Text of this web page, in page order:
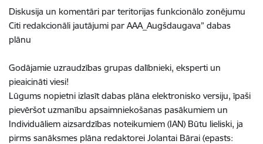
Diskusija un komentāri par teritorijas funkcionālo zonējumu
Citi redakcionāli jautājumi par AAA_Augšdaugava” dabas
plānu
Godājamie uzraudzības grupas dalībnieki, eksperti un
pieaicināti viesi!
Lūgums nopietni izlasīt dabas plāna elektronisko versiju, īpaši
pievēršot uzmanību apsaimniekošanas pasākumiem un
Individuāliem aizsardzības noteikumiem (IAN) Būtu lieliski, ja
pirms sanāksmes plāna redaktorei Jolantai Bārai (epasts: